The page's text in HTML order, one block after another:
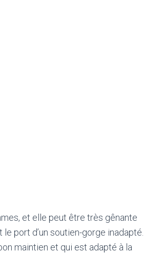
et elle peut être très gênante
port d’un soutien-gorge inadapté.
maintien et qui est adapté à la